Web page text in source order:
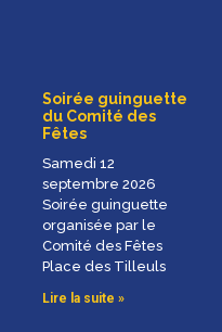
Soirée guinguette
du Comité des
Fêtes
Samedi 12
septembre 2026
Soirée guinguette
organisée par le
Comité des Fêtes
Place des Tilleuls
Lire la suite »